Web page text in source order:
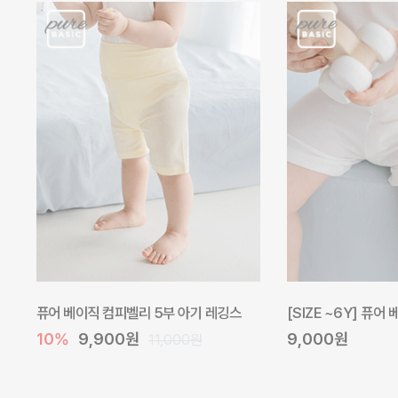
퓨어 베이직 컴피벨리 5부 아기 레깅스
10% 9,900원
[SIZE ~6Y] 퓨어
9,000원